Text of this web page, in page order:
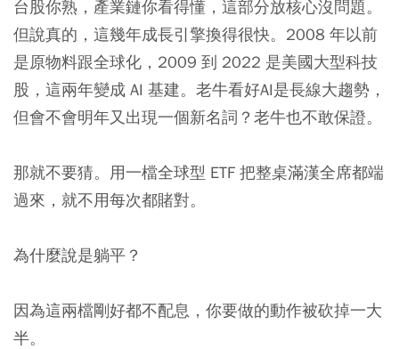
台股你熟，產業鏈你看得懂，這部分放核心沒問題。
但說真的，這幾年成長引擎換得很快。2008 年以前
是原物料跟全球化，2009 到 2022 是美國大型科技
股，這兩年變成 AI 基建。老牛看好AI是長線大趨勢，
但會不會明年又出現一個新名詞？老牛也不敢保證。
那就不要猜。用一檔全球型 ETF 把整桌滿漢全席都端
過來，就不用每次都賭對。
為什麼說是躺平？
因為這兩檔剛好都不配息，你要做的動作被砍掉一大
半。